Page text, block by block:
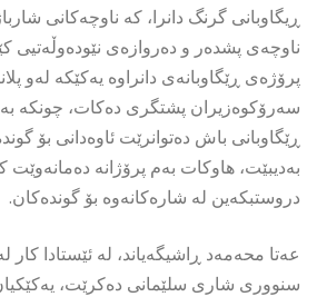
ڕیگاوبانی گرنگ دانرا، کە ناوچەکانی
ناوچەی پشدەر و دەروازەی نێودەوڵەتیی
پرۆژەی ڕێگاوبانەی دانراوە یەکێکە لەو
سەرۆکوەزیران پشتگری دەکات، چونکە
ڕێگاوبانی باش دەتوانرێت ئاوەدانی بۆ
بەدیبێت، هاوکات بەم پرۆژانە دەمانەوێت
دروستبکەین لە شارەکانەوە بۆ گوندەکان.
عەتا محەمەد ڕاشیگەیاند، لە ئێستادا کار
سنووری شاری سلێمانی دەکرێت،